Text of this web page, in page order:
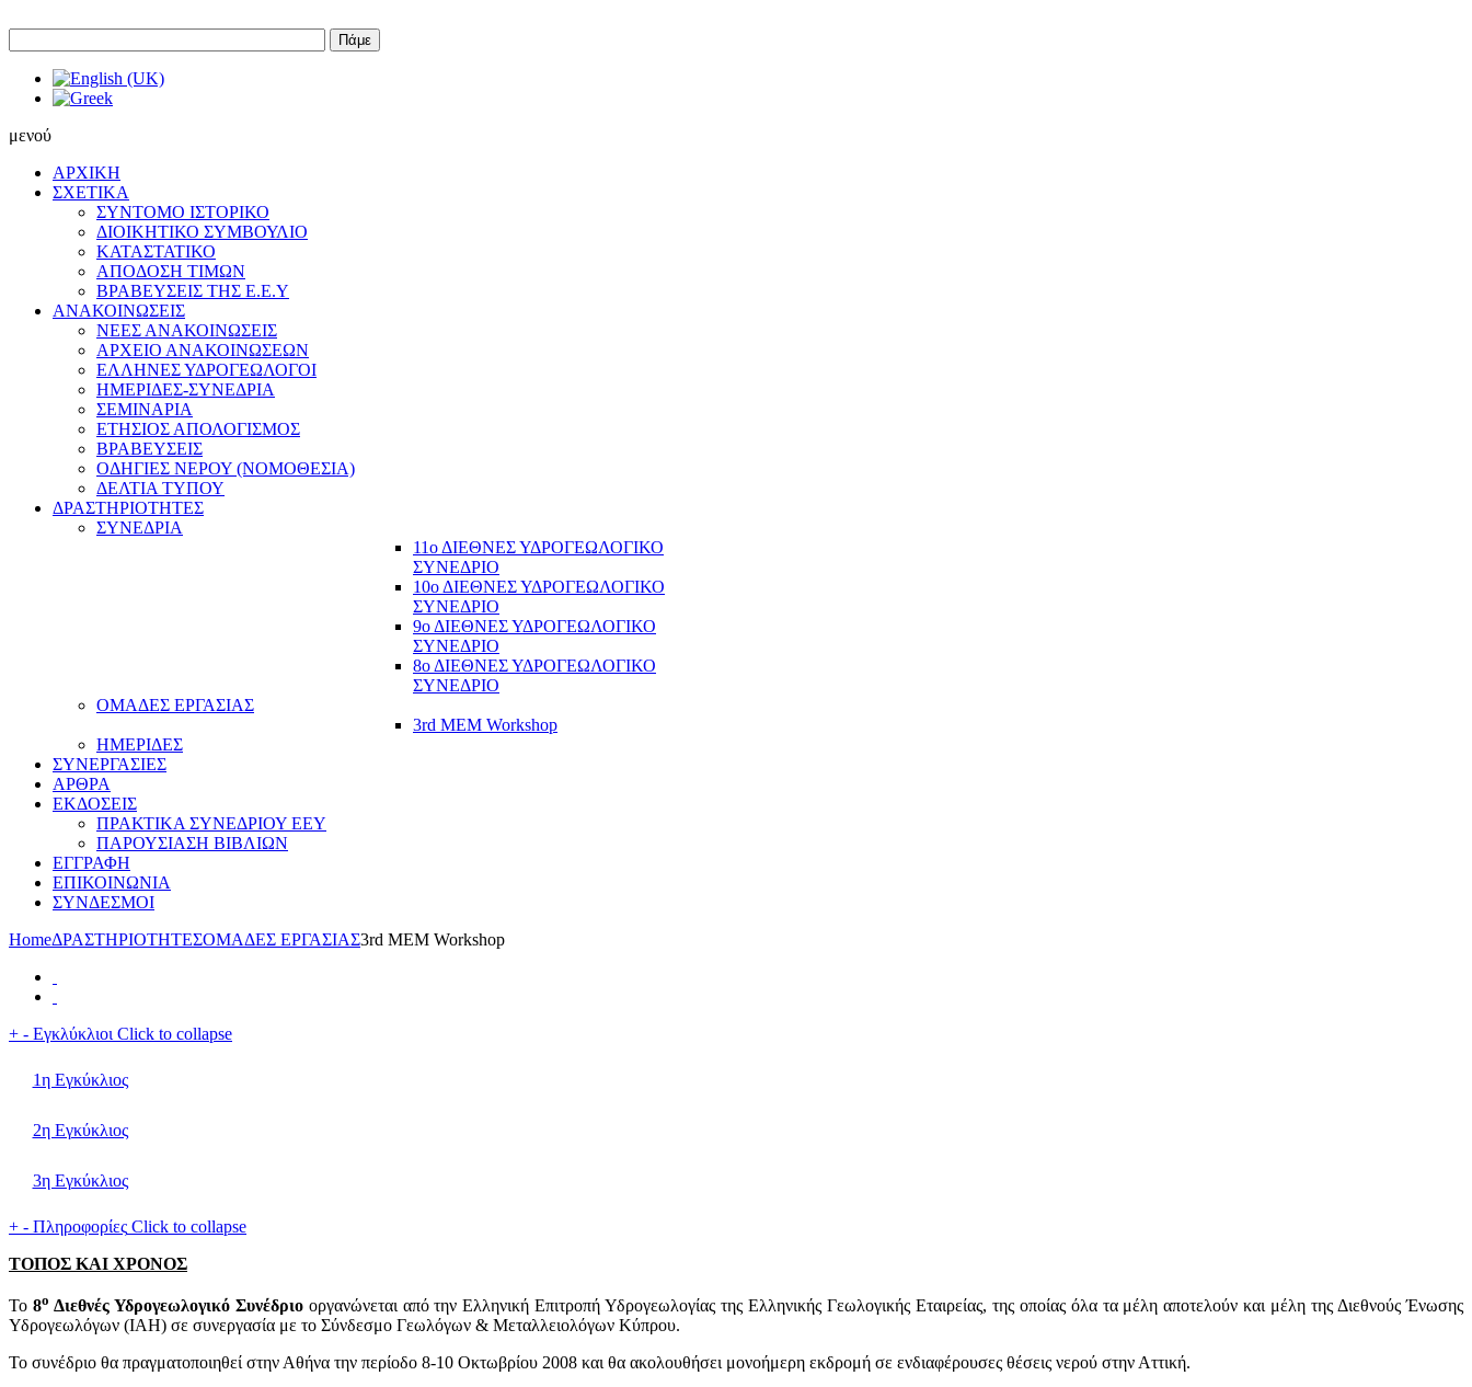
Πάμε
μενού
ΑΡΧΙΚΗ
ΣΧΕΤΙΚΑ
ΣΥΝΤΟΜΟ ΙΣΤΟΡΙΚΟ
ΔΙΟΙΚΗΤΙΚΟ ΣΥΜΒΟΥΛΙΟ
ΚΑΤΑΣΤΑΤΙΚΟ
ΑΠΟΔΟΣΗ ΤΙΜΩΝ
ΒΡΑΒΕΥΣΕΙΣ ΤΗΣ Ε.Ε.Υ
ΑΝΑΚΟΙΝΩΣΕΙΣ
ΝΕΕΣ ΑΝΑΚΟΙΝΩΣΕΙΣ
ΑΡΧΕΙΟ ΑΝΑΚΟΙΝΩΣΕΩΝ
ΕΛΛΗΝΕΣ ΥΔΡΟΓΕΩΛΟΓΟΙ
ΗΜΕΡΙΔΕΣ-ΣΥΝΕΔΡΙΑ
ΣΕΜΙΝΑΡΙΑ
ΕΤΗΣΙΟΣ ΑΠΟΛΟΓΙΣΜΟΣ
ΒΡΑΒΕΥΣΕΙΣ
ΟΔΗΓΙΕΣ ΝΕΡΟΥ (ΝΟΜΟΘΕΣΙΑ)
ΔΕΛΤΙΑ ΤΥΠΟΥ
ΔΡΑΣΤΗΡΙΟΤΗΤΕΣ
ΣΥΝΕΔΡΙΑ
11ο ΔΙΕΘΝΕΣ ΥΔΡΟΓΕΩΛΟΓΙΚΟ
ΣΥΝΕΔΡΙΟ
10ο ΔΙΕΘΝΕΣ ΥΔΡΟΓΕΩΛΟΓΙΚΟ
ΣΥΝΕΔΡΙΟ
9ο ΔΙΕΘΝΕΣ ΥΔΡΟΓΕΩΛΟΓΙΚΟ
ΣΥΝΕΔΡΙΟ
8ο ΔΙΕΘΝΕΣ ΥΔΡΟΓΕΩΛΟΓΙΚΟ
ΣΥΝΕΔΡΙΟ
ΟΜΑΔΕΣ ΕΡΓΑΣΙΑΣ
3rd MEM Workshop
ΗΜΕΡΙΔΕΣ
ΣΥΝΕΡΓΑΣΙΕΣ
ΑΡΘΡΑ
ΕΚΔΟΣΕΙΣ
ΠΡΑΚΤΙΚΑ ΣΥΝΕΔΡΙΟΥ ΕΕΥ
ΠΑΡΟΥΣΙΑΣΗ ΒΙΒΛΙΩΝ
ΕΓΓΡΑΦΗ
ΕΠΙΚΟΙΝΩΝΙΑ
ΣΥΝΔΕΣΜΟΙ
HomeΔΡΑΣΤΗΡΙΟΤΗΤΕΣΟΜΑΔΕΣ ΕΡΓΑΣΙΑΣ3rd MEM Workshop
+ - Εγκλύκλιοι Click to collapse
1η Εγκύκλιος
2η Εγκύκλιος
3η Εγκύκλιος
+ - Πληροφορίες Click to collapse
ΤΟΠΟΣ ΚΑΙ ΧΡΟΝΟΣ
Το 8ο Διεθνές Υδρογεωλογικό Συνέδριοοργανώνεται από την Ελληνική Επιτροπή Υδρογεωλογίας της Ελληνικής Γεωλογικής Εταιρείας, της οποίας όλα τα μέλη αποτελούν και μέλη της Διεθνούς Ένωσης
Υδρογεωλόγων (IAH) σε συνεργασία με το Σύνδεσμο Γεωλόγων & Μεταλλειολόγων Κύπρου.
Το συνέδριο θα πραγματοποιηθεί στην Αθήνα την περίοδο 8-10 Οκτωβρίου 2008 και θα ακολουθήσει μονοήμερη εκδρομή σε ενδιαφέρουσες θέσεις νερού στην Αττική.